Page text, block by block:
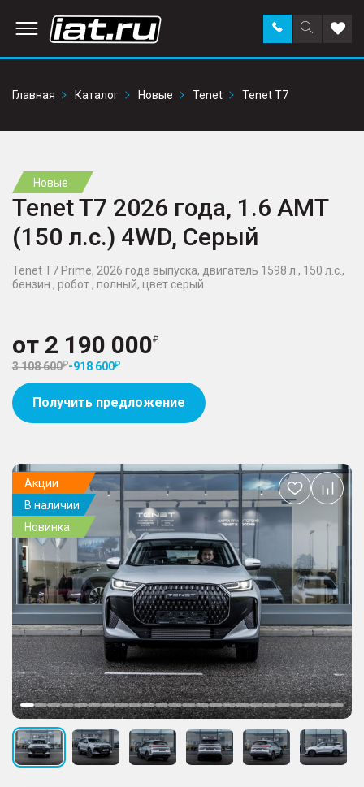
Поиск
по
Заказать
звонок в
Главная
Каталог Новые Tenet Tenet T7
Новые
Tenet T7 2026 года, 1.6 AMT
(150 л.с.) 4WD, Серый
Tenet T7 Prime, 2026 года выпуска, двигатель 1598 л., 150 л.с.,
бензин , робот , полный, цвет серый
от 2 190 000
3 108 600 -918 600
Получить предложение
Акции
В наличии
Новинка
Добавить
в
избранное